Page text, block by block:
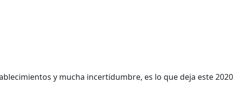
y mucha incertidumbre, es lo que deja este 2020